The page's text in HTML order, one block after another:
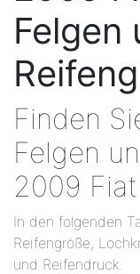
Felgen
Finden
Felgen
2009
In den folgenden
Reifengröße,
und Reifendruck.